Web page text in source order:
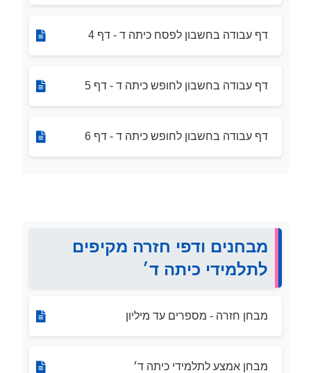
דף עבודה בחשבון לפסח כיתה ד - דף 4
דף עבודה בחשבון לחופש כיתה ד - דף 5
דף עבודה בחשבון לחופש כיתה ד - דף 6
מבחנים ודפי חזרה מקיפים
לתלמידי כיתה ד׳
מבחן חזרה - מספרים עד מיליון
מבחן אמצע לתלמידי כיתה ד׳